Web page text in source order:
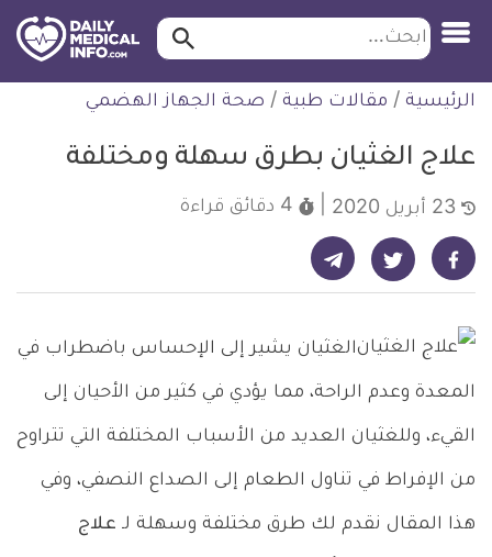
التخطي
للمحتوى
طبية
ابحث ابحث…
الرئيسية / مقالات طبية / صحة الجهاز الهضمي
علاج الغثيان بطرق سهلة ومختلفة
4 دقائق قراءة
شارك على فيسبوك - ديلي ميديكال انفو شارك على تويتر - ديلي ميديكال انفو شارك على تيليجرام - ديلي ميديكال انفو
الغثيان يشير إلى الإحساس باضطراب في
المعدة وعدم الراحة، مما يؤدي في كثير من الأحيان إلى
القيء، وللغثيان العديد من الأسباب المختلفة التي تتراوح
من الإفراط في تناول الطعام إلى الصداع النصفي، وفي
هذا المقال نقدم لك طرق مختلفة وسهلة لـ علاج